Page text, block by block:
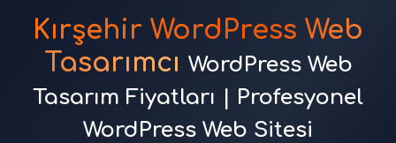
Kırşehir WordPress Web
Tasarımcı WordPress Web
Tasarım Fiyatları | Profesyonel
WordPress Web Sitesi